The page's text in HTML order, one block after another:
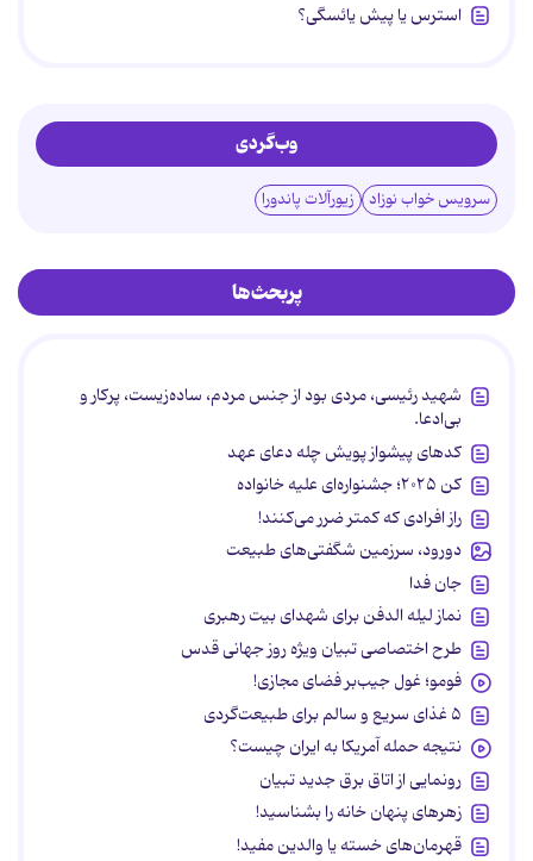
استرس یا پیش یائسگی؟
وب‌گردی
سرویس خواب نوزاد زیورآلات پاندورا
پربحث‌ها
شهید رئیسی، مردی بود از جنس مردم، ساده‌زیست، پرکار و
بی‌ادعا.
کدهای پیشواز پویش چله دعای عهد
کن ۲۰۲۵؛ جشنواره‌ای علیه خانواده
راز افرادی که کمتر ضرر می‌کنند!
دورود، سرزمین شگفتی‌های طبیعت
جان فدا
نماز لیله الدفن برای شهدای بیت رهبری
طرح اختصاصی تبیان ویژه روز جهانی قدس
فومو؛ غول جیب‌بر فضای مجازی!
۵ غذای سریع و سالم برای طبیعت‌گردی
نتیجه حمله آمریکا به ایران چیست؟
رونمایی از اتاق برق جدید تبیان
زهرهای پنهان خانه را بشناسید!
قهرمان‌های خسته یا والدین مفید!